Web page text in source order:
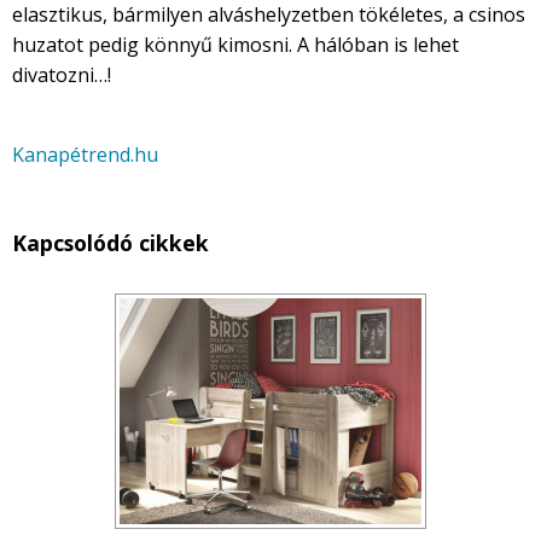
elasztikus, bármilyen alváshelyzetben tökéletes, a csinos
huzatot pedig könnyű kimosni. A hálóban is lehet
divatozni…!
Kanapétrend.hu
Kapcsolódó cikkek